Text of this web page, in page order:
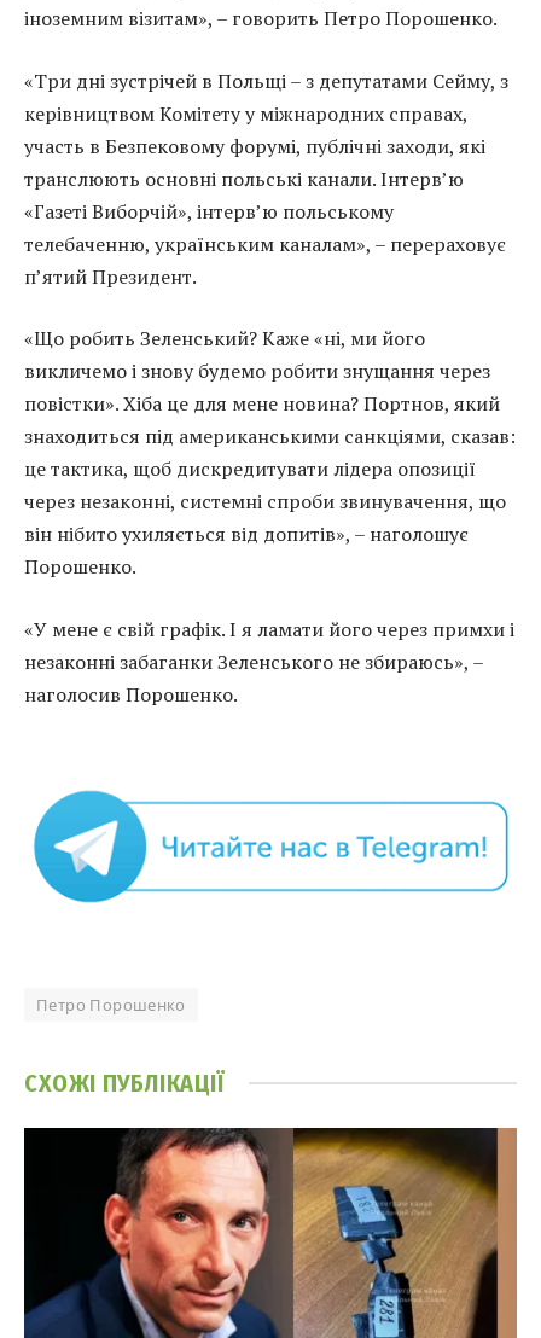
іноземним візитам», – говорить Петро Порошенко.
«Три дні зустрічей в Польщі – з депутатами Сейму, з
керівництвом Комітету у міжнародних справах,
участь в Безпековому форумі, публічні заходи, які
транслюють основні польські канали. Інтерв’ю
«Газеті Виборчій», інтерв’ю польському
телебаченню, українським каналам», – перераховує
п’ятий Президент.
«Що робить Зеленський? Каже «ні, ми його
викличемо і знову будемо робити знущання через
повістки». Хіба це для мене новина? Портнов, який
знаходиться під американськими санкціями, сказав:
це тактика, щоб дискредитувати лідера опозиції
через незаконні, системні спроби звинувачення, що
він нібито ухиляється від допитів», – наголошує
Порошенко.
«У мене є свій графік. І я ламати його через примхи і
незаконні забаганки Зеленського не збираюсь», –
наголосив Порошенко.
Петро Порошенко
СХОЖІ ПУБЛІКАЦІЇ